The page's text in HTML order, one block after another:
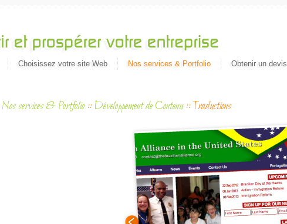
Choisissez votre site Web Nos services & Portfolio Obtenir un devis
Nos services & Portfolio :: Développement de Contenu ::Traductions